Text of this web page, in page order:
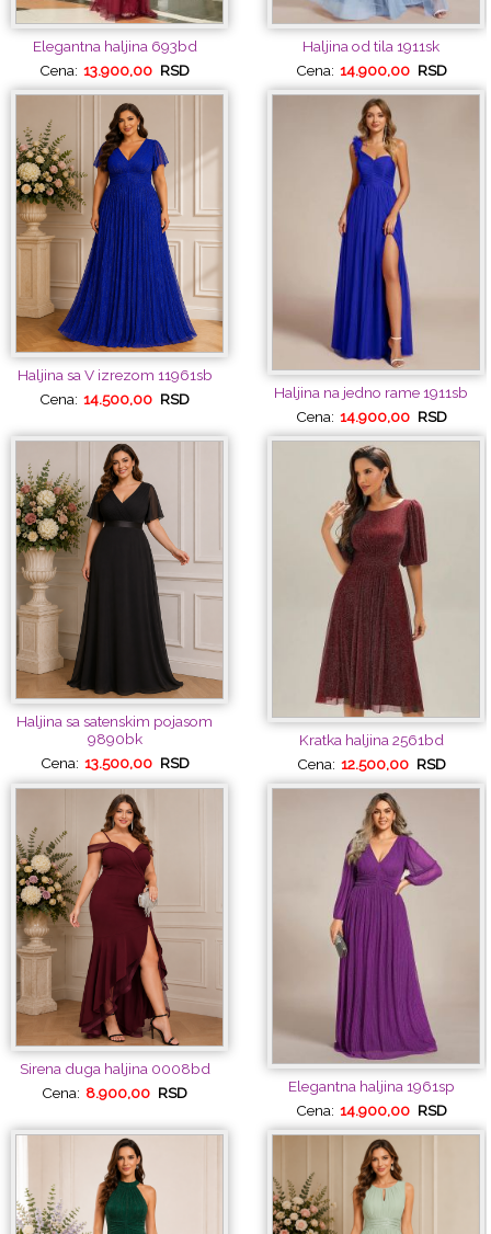
Elegantna haljina 693bd
Cena: 13.900,00 RSD
Haljina od tila 1911sk
Cena: 14.900,00 RSD
Haljina sa V izrezom 11961sb
Cena: 14.500,00 RSD
Haljina na jedno rame 1911sb
Cena: 14.900,00 RSD
Haljina sa satenskim pojasom
9890bk
Cena: 13.500,00 RSD
Kratka haljina 2561bd
Cena: 12.500,00 RSD
Sirena duga haljina 0008bd
Cena: 8.900,00 RSD
Elegantna haljina 1961sp
Cena: 14.900,00 RSD